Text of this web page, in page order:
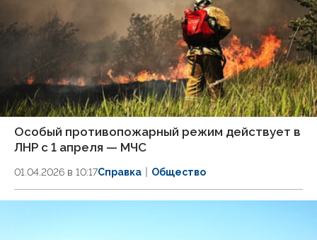
Особый противопожарный режим действует в
ЛНР с 1 апреля — МЧС
01.04.2026 в 10:17Справка Общество